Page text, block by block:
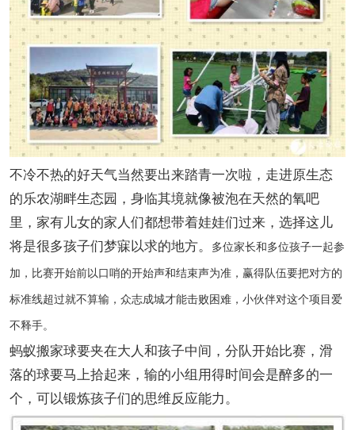
不冷不热的好天气当然要出来踏青一次啦，走进原生态
的乐农湖畔生态园，身临其境就像被泡在天然的氧吧
里，家有儿女的家人们都想带着娃娃们过来，选择这儿
将是很多孩子们梦寐以求的地方。
多位家长和多位孩子一起参
加，比赛开始前以口哨的开始声和结束声为准，赢得队伍要把对方的
标准线超过就不算输，众志成城才能击败困难，小伙伴对这个项目爱
不释手。
蚂蚁搬家球要夹在大人和孩子中间，分队开始比赛，滑
落的球要马上拾起来，输的小组用得时间会是醉多的一
个，可以锻炼孩子们的思维反应能力。